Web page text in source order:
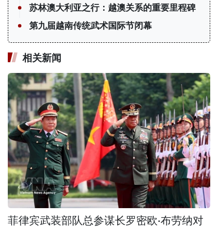
苏林澳大利亚之行：越澳关系的重要里程碑
第九届越南传统武术国际节闭幕
相关新闻
菲律宾武装部队总参谋长罗密欧·布劳纳对